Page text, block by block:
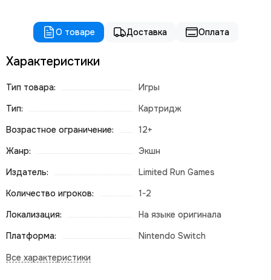
О товаре Доставка Оплата
Характеристики
Тип товара:
Игры
Тип:
Картридж
Возрастное ограничение:
12+
Жанр:
Экшн
Издатель:
Limited Run Games
Количество игроков:
1-2
Локализация:
На языке оригинала
Платформа:
Nintendo Switch